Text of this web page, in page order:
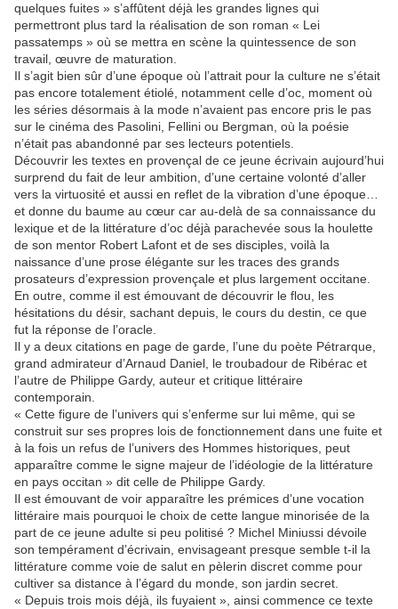
quelques fuites » s’affûtent déjà les grandes lignes qui
permettront plus tard la réalisation de son roman « Lei
passatemps » où se mettra en scène la quintessence de son
travail, œuvre de maturation.
Il s’agit bien sûr d’une époque où l’attrait pour la culture ne s’était
pas encore totalement étiolé, notamment celle d’oc, moment où
les séries désormais à la mode n’avaient pas encore pris le pas
sur le cinéma des Pasolini, Fellini ou Bergman, où la poésie
n’était pas abandonné par ses lecteurs potentiels.
Découvrir les textes en provençal de ce jeune écrivain aujourd’hui
surprend du fait de leur ambition, d’une certaine volonté d’aller
vers la virtuosité et aussi en reflet de la vibration d’une époque…
et donne du baume au cœur car au-delà de sa connaissance du
lexique et de la littérature d’oc déjà parachevée sous la houlette
de son mentor Robert Lafont et de ses disciples, voilà la
naissance d’une prose élégante sur les traces des grands
prosateurs d’expression provençale et plus largement occitane.
En outre, comme il est émouvant de découvrir le flou, les
hésitations du désir, sachant depuis, le cours du destin, ce que
fut la réponse de l’oracle.
Il y a deux citations en page de garde, l’une du poète Pétrarque,
grand admirateur d’Arnaud Daniel, le troubadour de Ribérac et
l’autre de Philippe Gardy, auteur et critique littéraire
contemporain.
« Cette figure de l’univers qui s’enferme sur lui même, qui se
construit sur ses propres lois de fonctionnement dans une fuite et
à la fois un refus de l’univers des Hommes historiques, peut
apparaître comme le signe majeur de l’idéologie de la littérature
en pays occitan » dit celle de Philippe Gardy.
Il est émouvant de voir apparaître les prémices d’une vocation
littéraire mais pourquoi le choix de cette langue minorisée de la
part de ce jeune adulte si peu politisé ? Michel Miniussi dévoile
son tempérament d’écrivain, envisageant presque semble t-il la
littérature comme voie de salut en pèlerin discret comme pour
cultiver sa distance à l’égard du monde, son jardin secret.
« Depuis trois mois déjà, ils fuyaient », ainsi commence ce texte